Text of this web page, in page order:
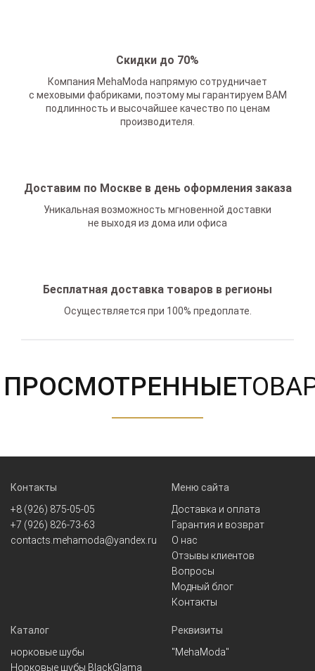
Скидки до 70%
Компания MehaModa напрямую сотрудничает
с меховыми фабриками, поэтому мы гарантируем ВАМ
подлинность и высочайшее качество по ценам
производителя.
Доставим по Москве в день оформления заказа
Уникальная возможность мгновенной доставки
не выходя из дома или офиса
Бесплатная доставка товаров в регионы
Осуществляется при 100% предоплате.
ПРОСМОТРЕННЫЕ
Контакты
+8 (926) 875-05-05
+7 (926) 826-73-63
contacts.mehamoda@yandex.ru
Меню сайта
Доставка и оплата
Гарантия и возврат
О нас
Отзывы клиентов
Вопросы
Модный блог
Контакты
Каталог
норковые шубы
Норковые шубы BlackGlama
Реквизиты
"MehaModa"